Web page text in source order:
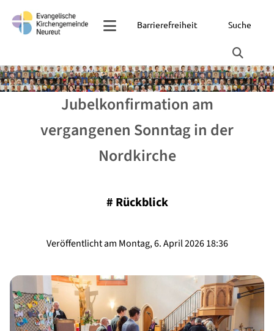
Barrierefreiheit Suche
Jubelkonfirmation am
vergangenen Sonntag in der
Nordkirche
# Rückblick
Veröffentlicht am Montag, 6. April 2026 18:36